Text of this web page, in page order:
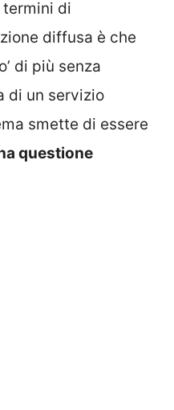
termini di
diffusa è che
di più senza
di un servizio
smette di essere
questione